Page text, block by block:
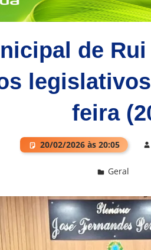
de
feira
20/02/2026 às 20:05
Geral